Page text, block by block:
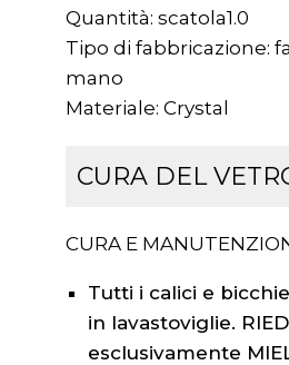
Quantità: scatola1.0
Tipo di fabbricazione:
mano
Materiale: Crystal
CURA DEL
CURA E
Tutti i calici e
in lavastoviglie.
esclusivamente